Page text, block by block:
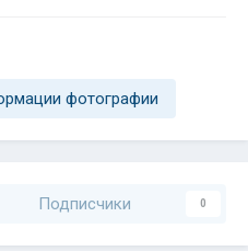
фотографии
Подписчики 0